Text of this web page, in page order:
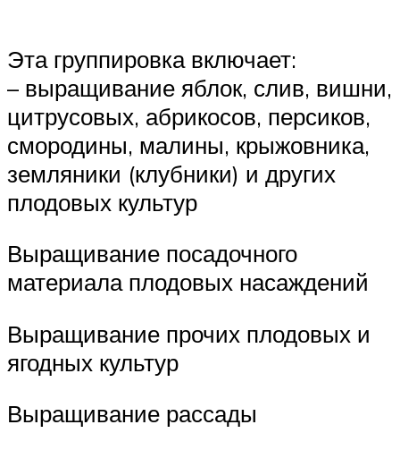
Эта группировка включает:
– выращивание яблок, слив, вишни,
цитрусовых, абрикосов, персиков,
смородины, малины, крыжовника,
земляники (клубники) и других
плодовых культур
Выращивание посадочного
материала плодовых насаждений
Выращивание прочих плодовых и
ягодных культур
Выращивание рассады